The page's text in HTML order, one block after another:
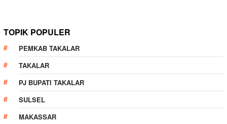
TOPIK POPULER
PEMKAB TAKALAR
TAKALAR
PJ BUPATI TAKALAR
SULSEL
MAKASSAR